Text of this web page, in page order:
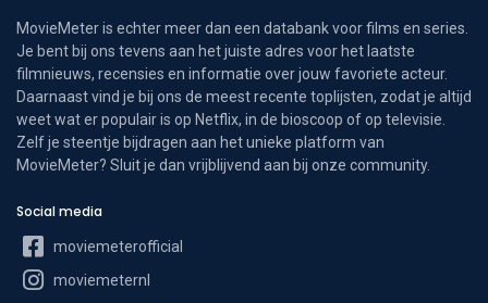
MovieMeter is echter meer dan een databank voor films en series.
Je bent bij ons tevens aan het juiste adres voor het laatste
filmnieuws, recensies en informatie over jouw favoriete acteur.
Daarnaast vind je bij ons de meest recente toplijsten, zodat je altijd
weet wat er populair is op Netflix, in de bioscoop of op televisie.
Zelf je steentje bijdragen aan het unieke platform van
MovieMeter? Sluit je dan vrijblijvend aan bij onze community.
Social media
moviemeterofficial
moviemeternl